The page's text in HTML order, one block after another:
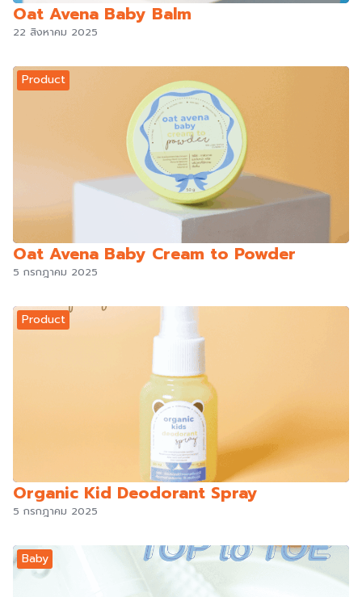
Oat Avena Baby Balm
22 สิงหาคม 2025
Product
Oat Avena Baby Cream to Powder
5 กรกฎาคม 2025
Product
Organic Kid Deodorant Spray
5 กรกฎาคม 2025
Baby